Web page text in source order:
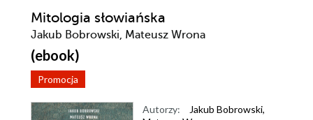
Mitologia słowiańska
Jakub Bobrowski, Mateusz Wrona
(ebook)
Promocja
Autorzy: Jakub Bobrowski,